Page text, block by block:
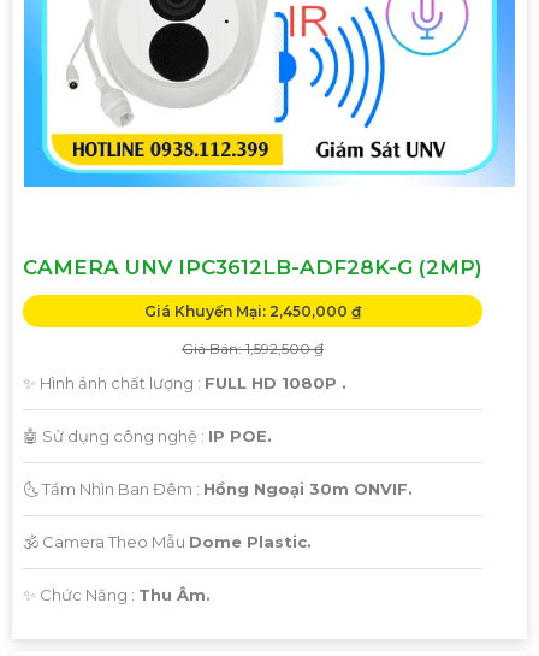
CAMERA UNV IPC3612LB-ADF28K-G (2MP)
Giá Khuyến Mại: 2,450,000 ₫
Giá Bán: 1,592,500 ₫
✨ Hình ảnh chất lượng : FULL HD 1080P .
🤖️ Sử dụng công nghệ : IP POE.
🌜 Tầm Nhìn Ban Đêm : Hồng Ngoại 30m ONVIF.
🕉️ Camera Theo Mẫu Dome Plastic.
️✨ Chức Năng : Thu Âm.